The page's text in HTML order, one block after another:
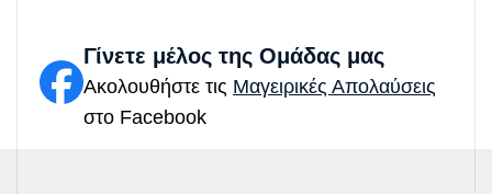
Γίνετε μέλος της Ομάδας μας
Ακολουθήστε τις Μαγειρικές Απολαύσεις
στο Facebook